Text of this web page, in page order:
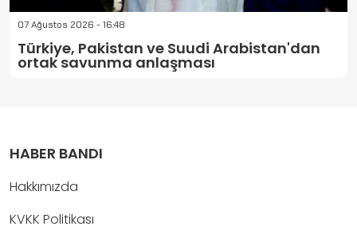
07 Ağustos 2026 - 16:48
Türkiye, Pakistan ve Suudi Arabistan'dan
ortak savunma anlaşması
HABER BANDI
Hakkımızda
KVKK Politikası